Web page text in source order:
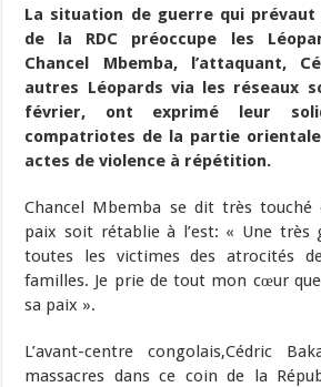
La situation de guerre qui
de la RDC préoccupe les
Chancel Mbemba, l’attaquant,
autres Léopards via les réseaux
février, ont exprimé leur
compatriotes de la partie
actes de violence à répétition.
Chancel Mbemba se dit très
paix soit rétablie à l’est: « Une très
toutes les victimes des atrocités
familles. Je prie de tout mon cœur
sa paix ».
L’avant-centre congolais,Cédric
massacres dans ce coin de la